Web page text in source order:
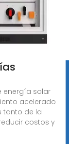
energía solar
acelerado
tanto de la
costos y